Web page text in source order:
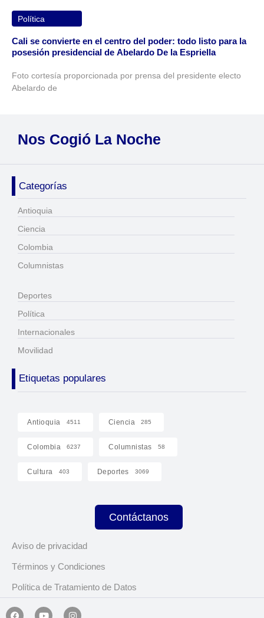
Política
Cali se convierte en el centro del poder: todo listo para la
posesión presidencial de Abelardo De la Espriella
Foto cortesía proporcionada por prensa del presidente electo
Abelardo de
Nos Cogió La Noche
Categorías
Antioquia
Ciencia
Colombia
Columnistas
Deportes
Política
Internacionales
Movilidad
Etiquetas populares
Antioquia 4511 Ciencia 285
Colombia 6237 Columnistas 58
Cultura 403 Deportes 3069
Contáctanos
Aviso de privacidad
Términos y Condiciones
Política de Tratamiento de Datos